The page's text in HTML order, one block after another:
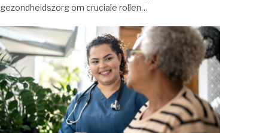
gezondheidszorg om cruciale rollen…